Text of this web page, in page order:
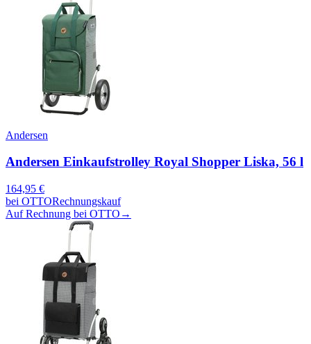
Andersen
Andersen Einkaufstrolley Royal Shopper Liska, 56 l
164,95 €
bei OTTORechnungskauf
Auf Rechnung bei OTTO →